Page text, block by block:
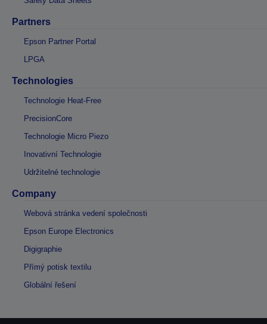
Partners
Epson Partner Portal
LPGA
Technologies
Technologie Heat-Free
PrecisionCore
Technologie Micro Piezo
Inovativní Technologie
Udržitelné technologie
Company
Webová stránka vedení společnosti
Epson Europe Electronics
Digigraphie
Přímý potisk textilu
Globální řešení